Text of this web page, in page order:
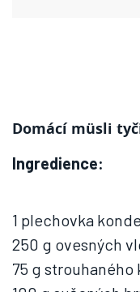
Domácí müsli
Ingredience:
1 plechovka
250 g ovesných
75 g strouhaného